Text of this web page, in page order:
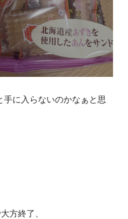
手に入らないのかなぁと思
方終了、